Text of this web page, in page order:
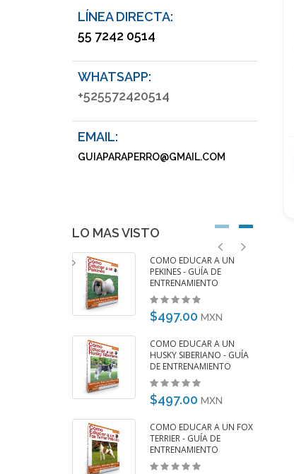
LÍNEA DIRECTA:
55 7242 0514
WHATSAPP:
+525572420514
EMAIL:
GUIAPARAPERRO@GMAIL.COM
LO MAS VISTO
COMO EDUCAR A UN
PEKINES - GUÍA DE
ENTRENAMIENTO
$497.00 MXN
COMO EDUCAR A UN
HUSKY SIBERIANO - GUÍA
DE ENTRENAMIENTO
$497.00 MXN
COMO EDUCAR A UN FOX
TERRIER - GUÍA DE
ENTRENAMIENTO